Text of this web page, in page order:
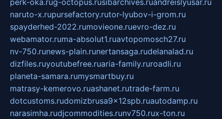
naruto-x.rupursefactory.rutor-lyubov-i-grom.ru
spayderhed-2022.rumovieone.ruevro-dez.ru
webamator.ruma-absolut1.ruavtopomosch27.ru
nv-750.runews-plain.runertansaga.rudelanalad.ru
dizfiles.ruyoutubefree.ruaria-family.ruroadli.ru
planeta-samara.rumysmartbuy.ru
matrasy-kemerovo.ruashanet.rutrade-farm.ru
dotcustoms.rudomizbrusa9x12spb.ruautodamp.ru
narasimha.rudjcommodities.runv750.rux-ton.ru